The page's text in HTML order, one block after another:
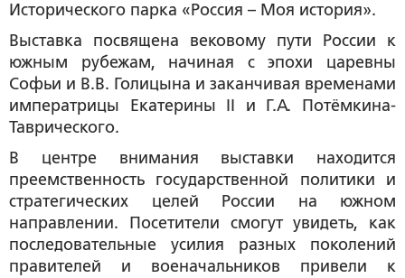
Исторического парка «Россия – Моя история».
Выставка посвящена вековому пути России к
южным рубежам, начиная с эпохи царевны
Софьи и В.В. Голицына и заканчивая временами
императрицы Екатерины II и Г.А. Потёмкина-
Таврического.
В центре внимания выставки находится
преемственность государственной политики и
стратегических целей России на южном
направлении. Посетители смогут увидеть, как
последовательные усилия разных поколений
правителей и военачальников привели к